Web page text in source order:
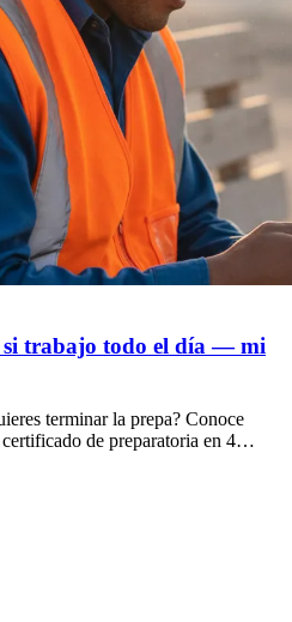
si trabajo todo el día — mi
terminar la prepa? Conoce
de preparatoria en 4